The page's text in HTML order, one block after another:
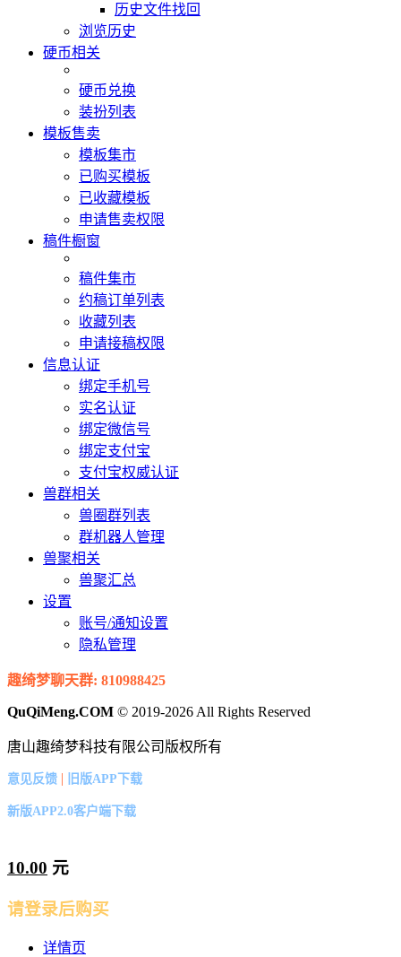
历史文件找回
浏览历史
硬币相关
硬币兑换
装扮列表
模板售卖
模板集市
已购买模板
已收藏模板
申请售卖权限
稿件橱窗
稿件集市
约稿订单列表
收藏列表
申请接稿权限
信息认证
绑定手机号
实名认证
绑定微信号
绑定支付宝
支付宝权威认证
兽群相关
兽圈群列表
群机器人管理
兽聚相关
兽聚汇总
设置
账号/通知设置
隐私管理
趣绮梦聊天群: 810988425
QuQiMeng.COM © 2019-2026 All Rights Reserved
唐山趣绮梦科技有限公司版权所有
意见反馈 | 旧版APP下载
新版APP2.0客户端下载
10.00 元
请登录后购买
详情页